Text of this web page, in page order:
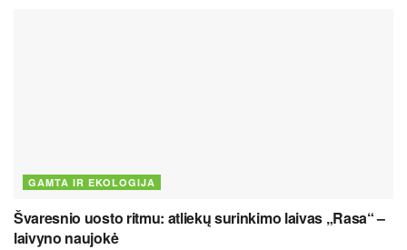
GAMTA IR EKOLOGIJA
Švaresnio uosto ritmu: atliekų surinkimo laivas „Rasa“ –
laivyno naujokė